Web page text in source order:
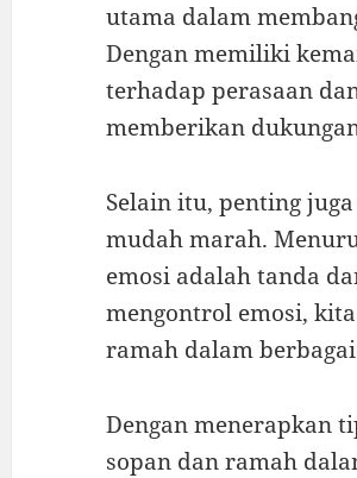
utama dalam
Dengan memiliki
terhadap perasaan
memberikan
Selain itu, penting
mudah marah.
emosi adalah tanda
mengontrol emosi,
ramah dalam
Dengan menerapkan
sopan dan ramah